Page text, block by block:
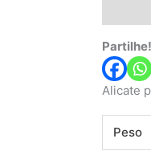
Partilhe!
Alicate
Peso